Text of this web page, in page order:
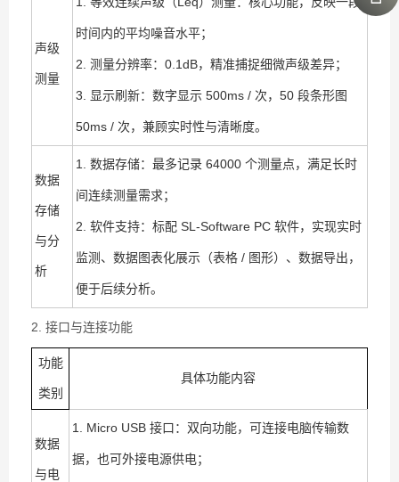
声级
测量
时间内的平均噪音水平；
2. 测量分辨率：0.1dB，精准捕捉细微声级差异；
3. 显示刷新：数字显示 500ms / 次，50 段条形图
50ms / 次，兼顾实时性与清晰度。
数据
存储
与分
析
1. 数据存储：最多记录 64000 个测量点，满足长时
间连续测量需求；
2. 软件支持：标配 SL-Software PC 软件，实现实时
监测、数据图表化展示（表格 / 图形）、数据导出，
便于后续分析。
2. 接口与连接功能
功能
类别
具体功能内容
数据
与电
1. Micro USB 接口：双向功能，可连接电脑传输数
据，也可外接电源供电；